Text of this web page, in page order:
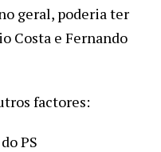
geral, poderia ter
Costa e Fernando
factores:
PS